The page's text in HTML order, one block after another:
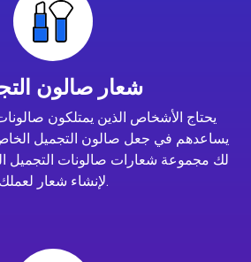
شعار صالون
يحتاج الأشخاص الذين يمتلكون
يساعدهم في جعل صالون التجميل
لك مجموعة شعارات صالونات التجميل
لإنشاء شعار لعملك.